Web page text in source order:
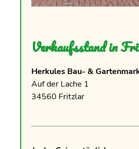
Verkaufsstand in
Herkules Bau- &
Auf der Lache 1
34560 Fritzlar